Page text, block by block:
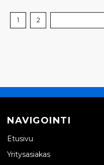
1 2
NAVIGOINTI
Etusivu
Yritysasiakas